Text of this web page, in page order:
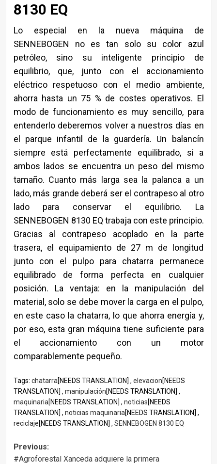
8130 EQ
Lo especial en la nueva máquina de
SENNEBOGEN no es tan solo su color azul
petróleo, sino su inteligente principio de
equilibrio, que, junto con el accionamiento
eléctrico respetuoso con el medio ambiente,
ahorra hasta un 75 % de costes operativos. El
modo de funcionamiento es muy sencillo, para
entenderlo deberemos volver a nuestros días en
el parque infantil de la guardería. Un balancín
siempre está perfectamente equilibrado, si a
ambos lados se encuentra un peso del mismo
tamaño. Cuanto más larga sea la palanca a un
lado, más grande deberá ser el contrapeso al otro
lado para conservar el equilibrio. La
SENNEBOGEN 8130 EQ trabaja con este principio.
Gracias al contrapeso acoplado en la parte
trasera, el equipamiento de 27 m de longitud
junto con el pulpo para chatarra permanece
equilibrado de forma perfecta en cualquier
posición. La ventaja: en la manipulación del
material, solo se debe mover la carga en el pulpo,
en este caso la chatarra, lo que ahorra energía y,
por eso, esta gran máquina tiene suficiente para
el accionamiento con un motor
comparablemente pequeño.
Tags: chatarra[NEEDS TRANSLATION] , elevacion[NEEDS
TRANSLATION] , manipulación[NEEDS TRANSLATION] ,
maquinaria[NEEDS TRANSLATION] , noticias[NEEDS
TRANSLATION] , noticias maquinaria[NEEDS TRANSLATION] ,
reciclaje[NEEDS TRANSLATION] , SENNEBOGEN 8130 EQ
Post
Previous:
#Agroforestal Xanceda adquiere la primera